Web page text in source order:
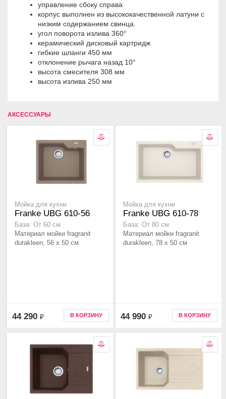
управление сбоку справа
корпус выполнен из высококачественной латуни с
низким содержанием свинца.
угол поворота излива 360°
керамический дисковый картридж
гибкие шланги 450 мм
отклонение рычага назад 10°
высота смесителя 308 мм
высота излива 250 мм
АКСЕССУАРЫ
Мойка для кухни
Franke UBG 610-56
База: От 60 см
Материал мойки fragranit
durakleen, 56 x 50 см
44 290 ₽ В КОРЗИНУ
Мойка для кухни
Franke UBG 610-78
База: От 80 см
Материал мойки fragranit
durakleen, 78 x 50 см
44 990 ₽ В КОРЗИНУ